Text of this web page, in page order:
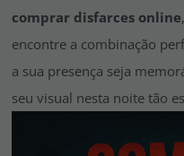
comprar disfarces online
encontre a combinação
a sua presença seja
seu visual nesta noite tão